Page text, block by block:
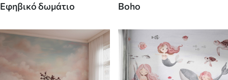
Εφηβικό δωμάτιο Boho